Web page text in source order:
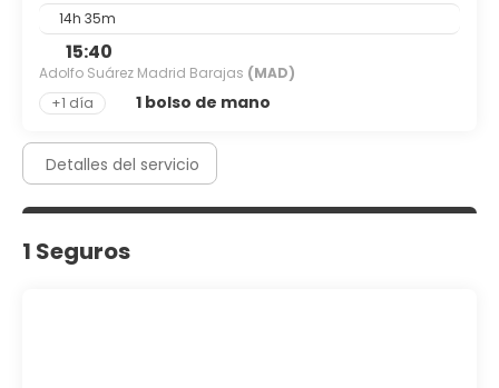
14h 35m
15:40
Adolfo Suárez Madrid Barajas (MAD)
+1 día
1 bolso de mano
Detalles del servicio
1 Seguros